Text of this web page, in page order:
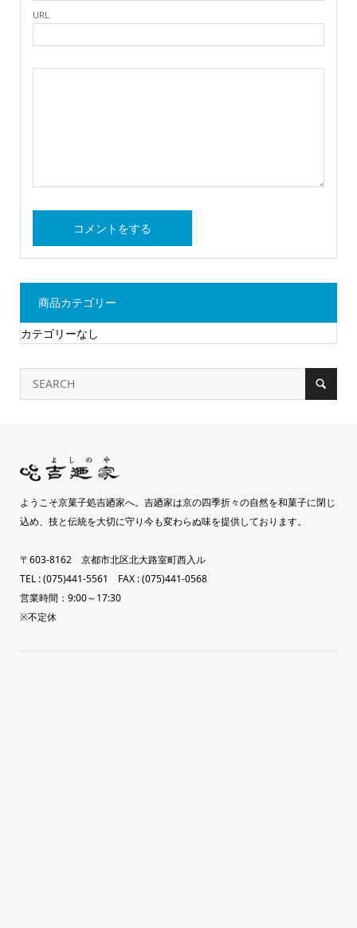
URL
商品カテゴリー
カテゴリーなし
ようこそ京菓子処吉廼家へ。吉廼家は京の四季折々の自然を和菓子に閉じ
込め、技と伝統を大切に守り今も変わらぬ味を提供しております。
〒603-8162 京都市北区北大路室町西入ル
TEL : (075)441-5561 FAX : (075)441-0568
営業時間：9:00～17:30
※不定休